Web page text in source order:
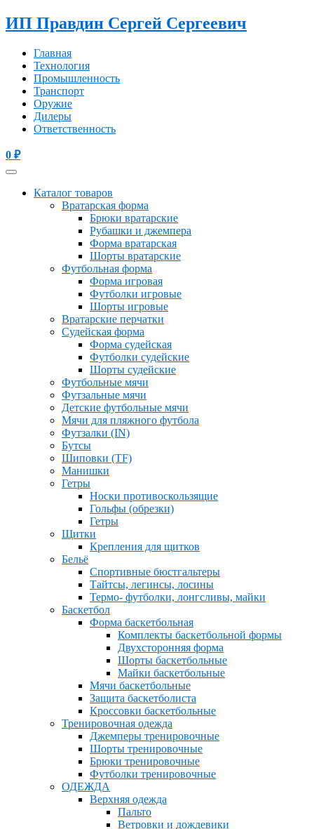
ИП Правдин Сергей Сергеевич
Главная
Технология
Промышленность
Транспорт
Оружие
Дилеры
Ответственность
0 ₽
Каталог товаров
Вратарская форма
Брюки вратарские
Рубашки и джемпера
Форма вратарская
Шорты вратарские
Футбольная форма
Форма игровая
Футболки игровые
Шорты игровые
Вратарские перчатки
Судейская форма
Форма судейская
Футболки судейские
Шорты судейские
Футбольные мячи
Футзальные мячи
Детские футбольные мячи
Мячи для пляжного футбола
Футзалки (IN)
Бутсы
Шиповки (TF)
Манишки
Гетры
Носки противоскользящие
Гольфы (обрезки)
Гетры
Щитки
Крепления для щитков
Бельё
Спортивные бюстгальтеры
Тайтсы, легинсы, лосины
Термо- футболки, лонгсливы, майки
Баскетбол
Форма баскетбольная
Комплекты баскетбольной формы
Двухсторонняя форма
Шорты баскетбольные
Майки баскетбольные
Мячи баскетбольные
Защита баскетболиста
Кроссовки баскетбольные
Тренировочная одежда
Джемперы тренировочные
Шорты тренировочные
Брюки тренировочные
Футболки тренировочные
ОДЕЖДА
Верхняя одежда
Пальто
Ветровки и дождевики